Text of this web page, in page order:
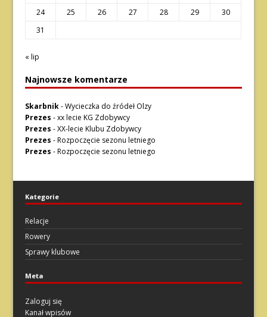
24
25 26 27 28 29
30
31
« lip
Najnowsze komentarze
Skarbnik-Wycieczka do źródeł Olzy
Prezes -xx lecie KG Zdobywcy
Prezes -XX-lecie Klubu Zdobywcy
Prezes -Rozpoczęcie sezonu letniego
Prezes -Rozpoczęcie sezonu letniego
Kategorie
Relacje
Rowery
Sprawy klubowe
Meta
Zaloguj się
Kanał wpisów